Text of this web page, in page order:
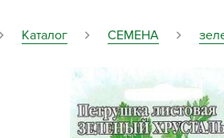
трава
мульча
дома и сада
Поиск
Каталог СЕМЕНА